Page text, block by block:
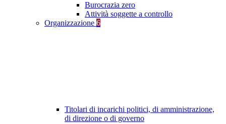
Burocrazia zero
Attività soggette a controllo
Organizzazione 6
Titolari di incarichi politici, di amministrazione,
di direzione o di governo